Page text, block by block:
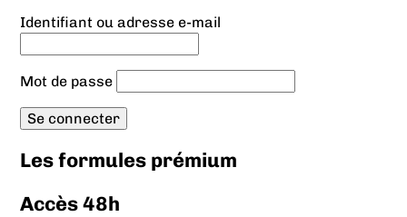
Identifiant ou adresse e-mail
Mot de passe
Les formules prémium
Accès 48h